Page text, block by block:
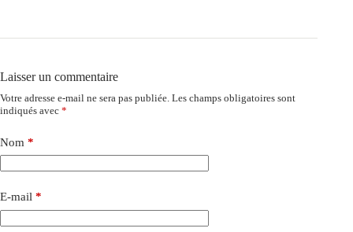
Laisser un commentaire
Votre adresse e-mail ne sera pas publiée. Les champs obligatoires sont
indiqués avec *
Nom *
E-mail *